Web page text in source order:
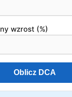
wzrost (%)
Oblicz DCA